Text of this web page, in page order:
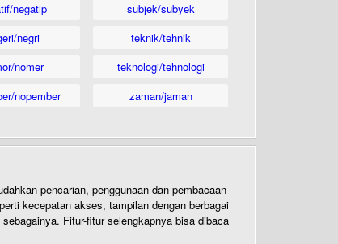
negatip
negri
nomer
nopember
subjek/subyek
teknik/tehnik
teknologi/tehnologi
zaman/jaman
pencarian, penggunaan dan pembacaan
kecepatan akses, tampilan dengan berbagai
Fitur-fitur selengkapnya bisa dibaca